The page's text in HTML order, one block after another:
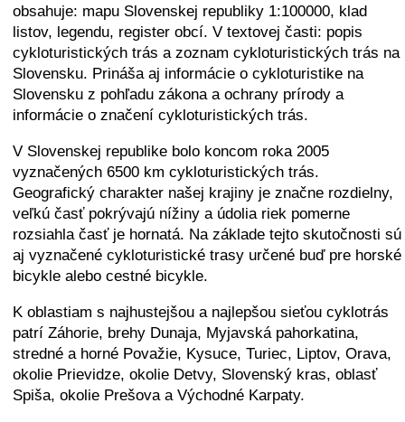
obsahuje: mapu Slovenskej republiky 1:100000, klad
listov, legendu, register obcí. V textovej časti: popis
cykloturistických trás a zoznam cykloturistických trás na
Slovensku. Prináša aj informácie o cykloturistike na
Slovensku z pohľadu zákona a ochrany prírody a
informácie o značení cykloturistických trás.
V Slovenskej republike bolo koncom roka 2005
vyznačených 6500 km cykloturistických trás.
Geografický charakter našej krajiny je značne rozdielny,
veľkú časť pokrývajú nížiny a údolia riek pomerne
rozsiahla časť je hornatá. Na základe tejto skutočnosti sú
aj vyznačené cykloturistické trasy určené buď pre horské
bicykle alebo cestné bicykle.
K oblastiam s najhustejšou a najlepšou sieťou cyklotrás
patrí Záhorie, brehy Dunaja, Myjavská pahorkatina,
stredné a horné Považie, Kysuce, Turiec, Liptov, Orava,
okolie Prievidze, okolie Detvy, Slovenský kras, oblasť
Spiša, okolie Prešova a Východné Karpaty.